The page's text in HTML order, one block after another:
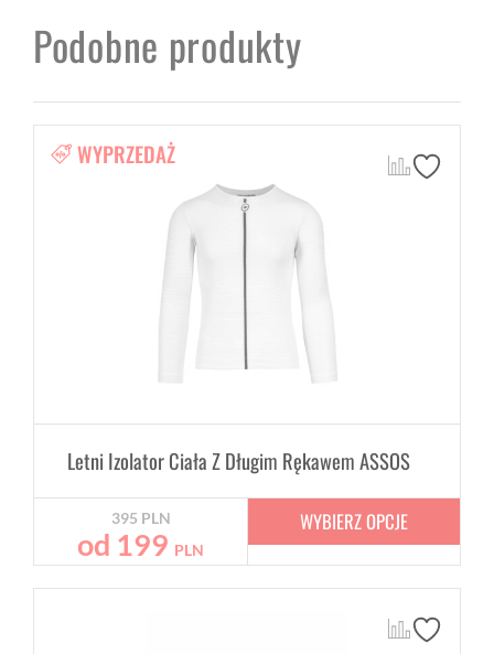
Podobne produkty
WYPRZEDAŻ
Letni Izolator Ciała Z Długim Rękawem ASSOS
395 PLN
od 199 PLN
WYBIERZ OPCJE